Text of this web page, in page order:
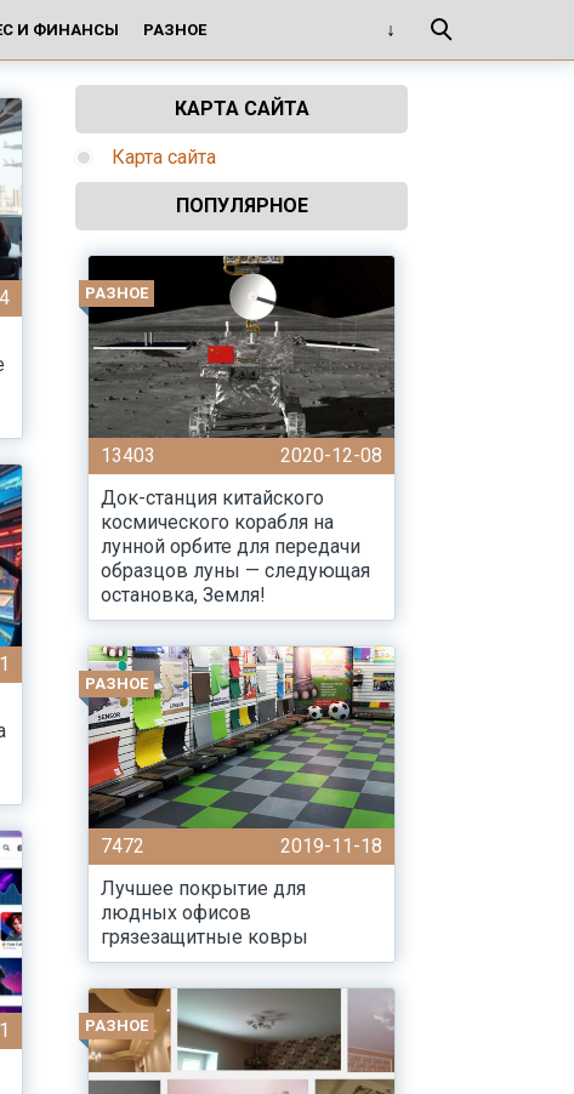
И ФИНАНСЫ РАЗНОЕ
КАРТА САЙТА
Карта сайта
ПОПУЛЯРНОЕ
РАЗНОЕ
13403
2020-12-08
Док-станция китайского
космического корабля на
лунной орбите для передачи
образцов луны — следующая
остановка, Земля!
РАЗНОЕ
7472
2019-11-18
Лучшее покрытие для
людных офисов
грязезащитные ковры
РАЗНОЕ